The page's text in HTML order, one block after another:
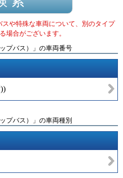
や特殊な車両について、別のタイプ
場合がございます。
プバス） 」 の車両番号
)
プバス）」の車両種別